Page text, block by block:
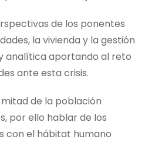
de los ponentes
la vivienda y la gestión
analítica aportando al reto
ante esta crisis.
de la población
por ello hablar de los
con el hábitat humano